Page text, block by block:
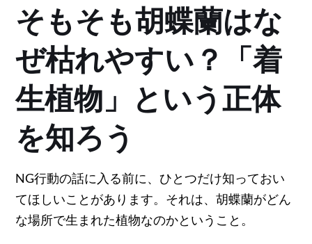
そもそも胡蝶蘭はな
ぜ枯れやすい？「着
生植物」という正体
を知ろう
NG行動の話に入る前に、ひとつだけ知っておい
てほしいことがあります。それは、胡蝶蘭がどん
な場所で生まれた植物なのかということ。